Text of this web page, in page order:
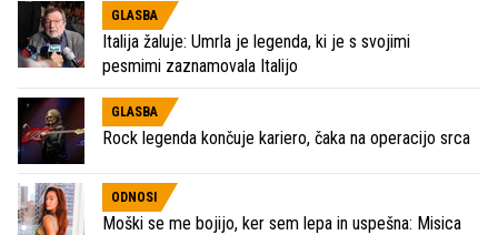
GLASBA
Italija žaluje: Umrla je legenda, ki je s svojimi
pesmimi zaznamovala Italijo
GLASBA
Rock legenda končuje kariero, čaka na operacijo srca
ODNOSI
Moški se me bojijo, ker sem lepa in uspešna: Misica